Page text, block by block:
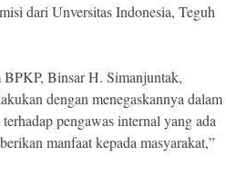
dari Unversitas Indonesia, Teguh
Binsar H. Simanjuntak,
dengan menegaskannya dalam
pengawas internal yang ada
manfaat kepada masyarakat,”